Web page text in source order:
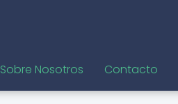
Sobre Nosotros Contacto